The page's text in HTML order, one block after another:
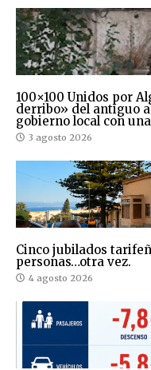
100×100 Unidos por
derribo» del antiguo
gobierno local con
3 agosto 2026
Cinco jubilados
personas…otra vez.
4 agosto 2026